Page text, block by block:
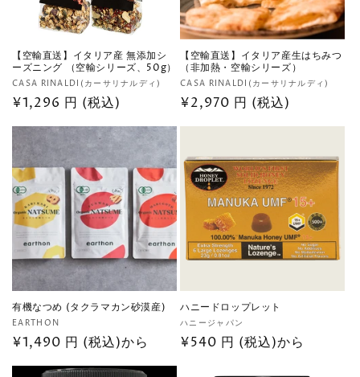
【空輸直送】イタリア産 無添加シ
ーズニング （空輸シリーズ、50g）
販
売
CASA RINALDI(カーサリナルディ)
通
常
価
格
¥1,296 円 (税込)
【空輸直送】イタリア産生はちみつ
（非加熱・空輸シリーズ）
販
売
CASA RINALDI(カーサリナルディ)
通
常
格
¥2,970 円 (税込)
有機なつめ (タクラマカン砂漠産)
販
売
EARTHON
通
常
¥1,490 円 (税込)から
ハニードロップレット
販
売
ハニージャパン
通
¥540 円 (税込)から